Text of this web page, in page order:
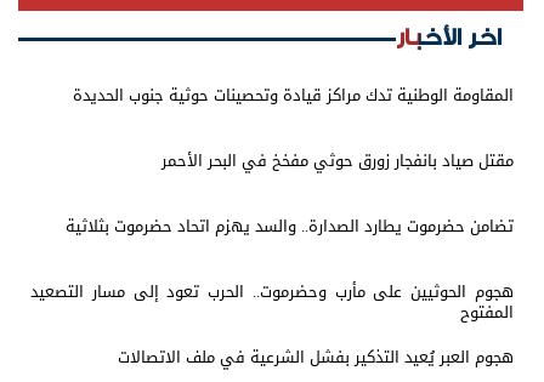
اخر الأخبار
المقاومة الوطنية تدك مراكز قيادة وتحصينات حوثية جنوب الحديدة
مقتل صياد بانفجار زورق حوثي مفخخ في البحر الأحمر
تضامن حضرموت يطارد الصدارة.. والسد يهزم اتحاد حضرموت بثلاثية
هجوم الحوثيين على مأرب وحضرموت.. الحرب تعود إلى مسار التصعيد
المفتوح
هجوم العبر يُعيد التذكير بفشل الشرعية في ملف الاتصالات